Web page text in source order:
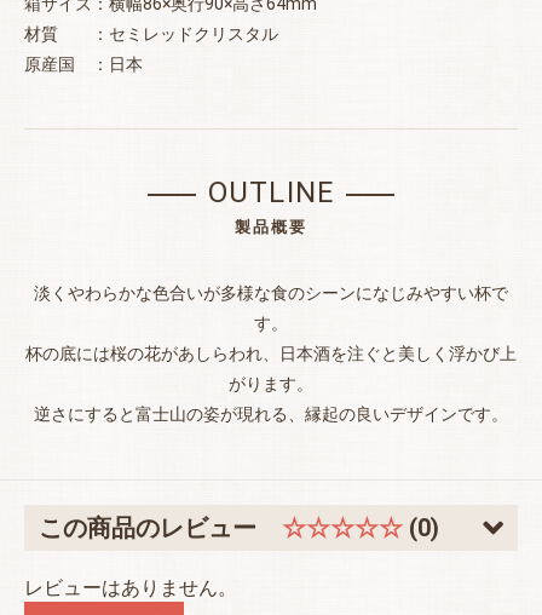
お買い物を続ける
箱サイズ：横幅86×奥行90×高さ64mm
材質 ：セミレッドクリスタル
原産国 ：日本
OUTLINE
製品概要
淡くやわらかな色合いが多様な食のシーンになじみやすい杯で
す。
杯の底には桜の花があしらわれ、日本酒を注ぐと美しく浮かび上
がります。
逆さにすると富士山の姿が現れる、縁起の良いデザインです。
この商品のレビュー ☆☆☆☆☆ (0)
レビューはありません。